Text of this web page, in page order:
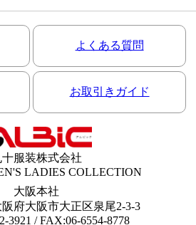
よくある質問
お取引きガイド
十服装株式会社
LADIES COLLECTION
大阪本社
阪府大阪市大正区泉尾2-3-3
3921 / FAX:06-6554-8778